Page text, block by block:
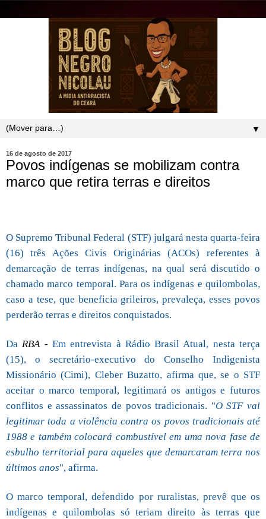
▼
16 de agosto de 2017
Povos indígenas se mobilizam contra
marco que retira terras e direitos
O Supremo Tribunal Federal (STF) julgará nesta quarta-feira
(16) três Ações Civis Originárias (ACOs) referentes à
demarcação de terras indígenas, na qual será discutido o
chamado marco temporal. Para os indígenas e quilombolas,
caso a tese, que beneficia grileiros, prevaleça, esses povos
perderão terras e direitos conquistados.
Da RBA - Em entrevista à Rádio Brasil Atual, nesta terça
(15), o secretário-executivo do Conselho Indigenista
Missionário (Cimi), Cleber Buzatto, afirma que, se o STF
aceitar o marco temporal, legitimará os antigos e futuros
conflitos e assassinatos de povos tradicionais. "O STF vai
legitimar toda a violência contra os povos tradicionais até
1988 e também colocará combustível em uma nova fase de
esbulho territorial para aqueles que demarcaram terra nos
últimos anos", afirma.
O marco temporal, defendido por ruralistas, prevê que os
indígenas e quilombolas só teriam direito às terras que